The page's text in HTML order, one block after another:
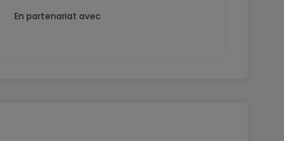
En partenariat avec